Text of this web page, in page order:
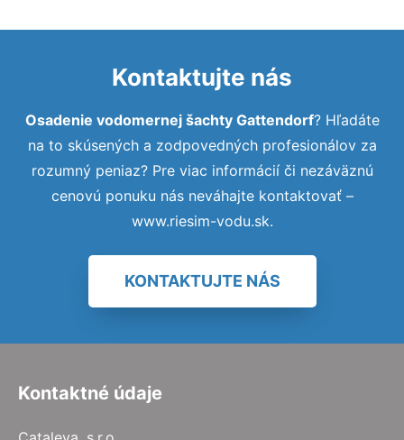
Kontaktujte nás
Osadenie vodomernej šachty Gattendorf? Hľadáte
na to skúsených a zodpovedných profesionálov za
rozumný peniaz? Pre viac informácií či nezáväznú
cenovú ponuku nás neváhajte kontaktovať –
www.riesim-vodu.sk.
KONTAKTUJTE NÁS
Kontaktné údaje